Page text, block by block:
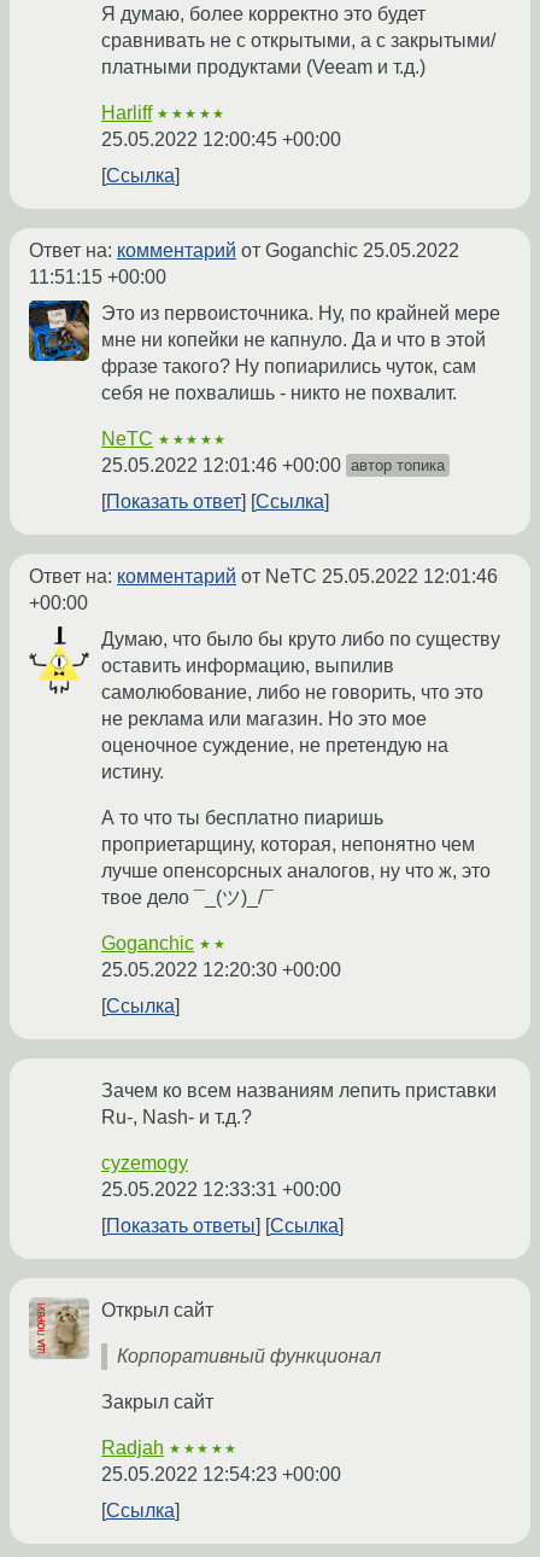
Я думаю, более корректно это будет
сравнивать не с открытыми, а с закрытыми/
платными продуктами (Veeam и т.д.)
Harliff ★★★★★
25.05.2022 12:00:45 +00:00
Ссылка
Ответ на: комментарий от Goganchic 25.05.2022
11:51:15 +00:00
Это из первоисточника. Ну, по крайней мере
мне ни копейки не капнуло. Да и что в этой
фразе такого? Ну попиарились чуток, сам
себя не похвалишь - никто не похвалит.
NeTC ★★★★★
25.05.2022 12:01:46 +00:00 автор топика
Показать ответ Ссылка
Ответ на: комментарий от NeTC 25.05.2022 12:01:46
+00:00
Думаю, что было бы круто либо по существу
оставить информацию, выпилив
самолюбование, либо не говорить, что это
не реклама или магазин. Но это мое
оценочное суждение, не претендую на
истину.
А то что ты бесплатно пиаришь
проприетарщину, которая, непонятно чем
лучше опенсорсных аналогов, ну что ж, это
твое дело ¯_(ツ)_/¯
Goganchic ★★
25.05.2022 12:20:30 +00:00
Ссылка
Зачем ко всем названиям лепить приставки
Ru-, Nash- и т.д.?
cyzemogy
25.05.2022 12:33:31 +00:00
Показать ответы
Ссылка
Открыл сайт
Корпоративный функционал
Закрыл сайт
Radjah ★★★★★
25.05.2022 12:54:23 +00:00
Ссылка